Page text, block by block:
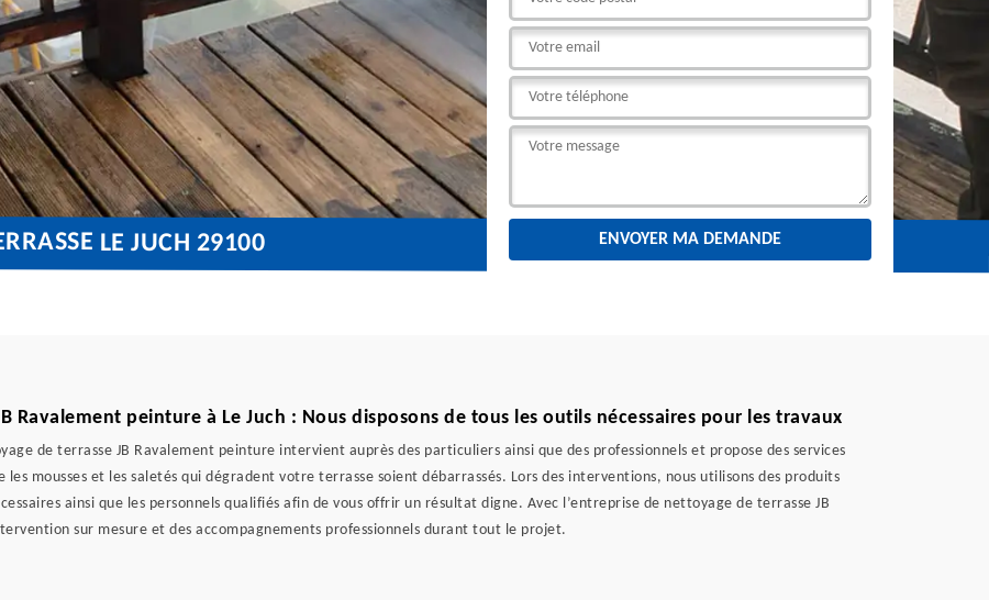
LE JUCH 29100
Ravalement peinture à Le Juch : Nous disposons de tous les outils nécessaires pour les travaux
de terrasse JB Ravalement peinture intervient auprès des particuliers ainsi que des professionnels et propose des services
mousses et les saletés qui dégradent votre terrasse soient débarrassés. Lors des interventions, nous utilisons des produits
ainsi que les personnels qualifiés afin de vous offrir un résultat digne. Avec l’entreprise de nettoyage de terrasse JB
sur mesure et des accompagnements professionnels durant tout le projet.